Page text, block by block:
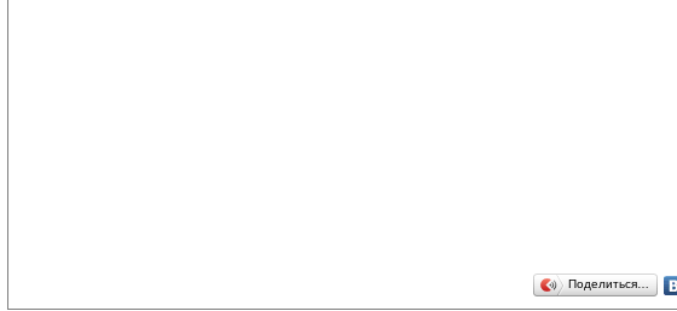
Поделиться…